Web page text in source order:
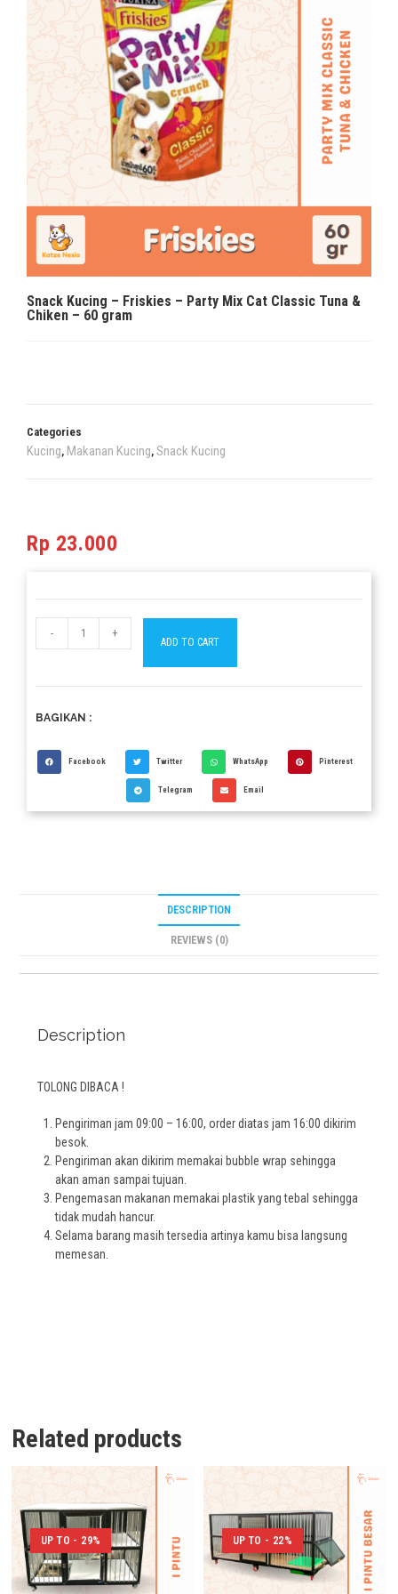
Snack Kucing – Friskies – Party Mix Cat Classic Tuna &
Chiken – 60 gram
Categories
Kucing, Makanan Kucing, Snack Kucing
Rp 23.000
- +
ADD TO CART
BAGIKAN :
Facebook Twitter WhatsApp Pinterest
Telegram Email
DESCRIPTION
REVIEWS (0)
Description
TOLONG DIBACA !
Pengiriman jam 09:00 – 16:00, order diatas jam 16:00 dikirim
besok.
Pengiriman akan dikirim memakai bubble wrap sehingga
akan aman sampai tujuan.
Pengemasan makanan memakai plastik yang tebal sehingga
tidak mudah hancur.
Selama barang masih tersedia artinya kamu bisa langsung
memesan.
Related products
UP TO - 29% UP TO - 22%